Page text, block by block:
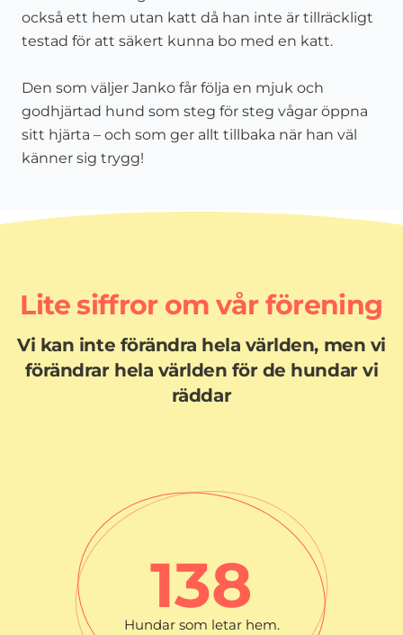
också ett hem utan katt då han inte är tillräckligt
testad för att säkert kunna bo med en katt.
Den som väljer Janko får följa en mjuk och
godhjärtad hund som steg för steg vågar öppna
sitt hjärta – och som ger allt tillbaka när han väl
känner sig trygg!
Lite siffror om vår förening
Vi kan inte förändra hela världen, men vi
förändrar hela världen för de hundar vi
räddar
Hundar som letar hem.
138